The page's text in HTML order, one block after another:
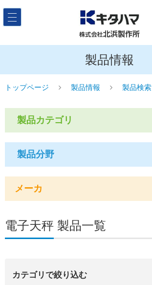
製品情報
トップページ 製品情報 製品検索
製品カテゴリ
製品分野
メーカ
電子天秤 製品一覧
カテゴリで絞り込む